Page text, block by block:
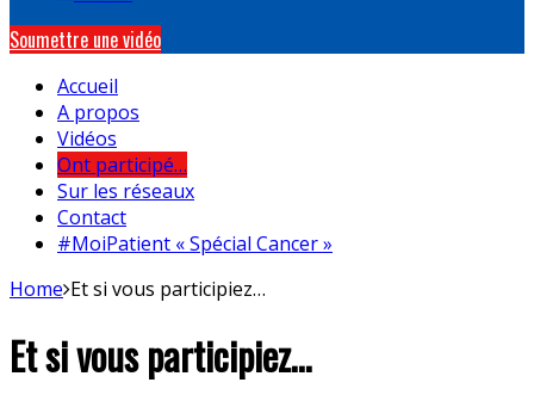
Soumettre une vidéo
Accueil
A propos
Vidéos
Ont participé…
Sur les réseaux
Contact
#MoiPatient « Spécial Cancer »
Home Et si vous participiez…
Et si vous participiez…